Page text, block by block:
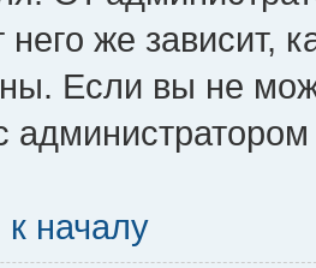
него же зависит,
Если вы не
началу